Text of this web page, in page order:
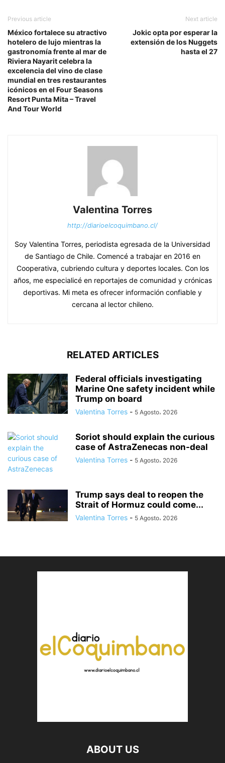
Previous article
México fortalece su atractivo
hotelero de lujo mientras la
gastronomía frente al mar de
Riviera Nayarit celebra la
excelencia del vino de clase
mundial en tres restaurantes
icónicos en el Four Seasons
Resort Punta Mita – Travel
And Tour World
Next article
Jokic opta por esperar la
extensión de los Nuggets
hasta el 27
Valentina Torres
http://diarioelcoquimbano.cl/
Soy Valentina Torres, periodista egresada de la Universidad
de Santiago de Chile. Comencé a trabajar en 2016 en
Cooperativa, cubriendo cultura y deportes locales. Con los
años, me especialicé en reportajes de comunidad y crónicas
deportivas. Mi meta es ofrecer información confiable y
cercana al lector chileno.
RELATED ARTICLES
Federal officials investigating
Marine One safety incident while
Trump on board
Valentina Torres - 5 Agosto، 2026
Soriot should explain the curious
case of AstraZenecas non-deal
Valentina Torres - 5 Agosto، 2026
Trump says deal to reopen the
Strait of Hormuz could come...
Valentina Torres - 5 Agosto، 2026
ABOUT US